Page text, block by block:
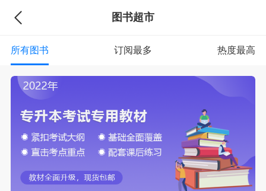
图书超市
所有图书 订阅最多 热度最高